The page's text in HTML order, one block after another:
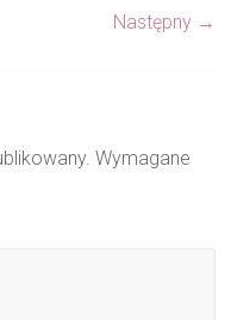
Następny →
Wymagane